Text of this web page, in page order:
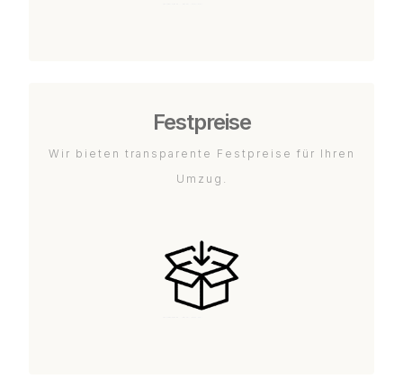
Festpreise
Wir bieten transparente Festpreise für Ihren
Umzug.